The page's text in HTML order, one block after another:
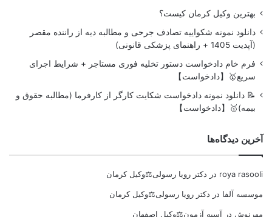
بهترین وکیل کرمان کیست؟
دانلود نمونه شکواییه تصادف جرحی و مطالبه دیه از راننده مقصر
(آپدیت 1405 + راهنمای پزشکی قانونی)
فرم خام دادخواست دستور تخلیه فوری مستاجر + شرایط اجرای
سریع🥇【دادخواست】
📝 دانلود نمونه دادخواست شکایت کارگر از کارفرما (مطالبه حقوق و
بیمه)🥇【دادخواست】
آخرین دیدگاه‌ها
roya rasooli در دکتر رویا رسولی⚖️وکیل کرمان
موسسه آلفا در دکتر رویا رسولی⚖️وکیل کرمان
مهرنوش در آسیه آزمون⚖️وکیل اصفهان